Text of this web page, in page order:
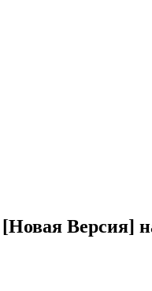
Версия]